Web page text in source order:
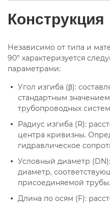
Конструкция
Независимо от типа и
90° характеризуется
параметрами:
Угол изгиба (β):
стандартным
трубопроводных
Радиус изгиба (R):
центра кривизны.
гидравлическое
Условный диаметр
диаметр,
присоединяемой трубы.
Длина по осям (F):